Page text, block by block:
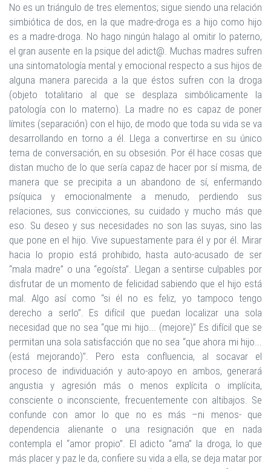
No es un triángulo de tres elementos; sigue siendo una relación
simbiótica de dos, en la que madre-droga es a hijo como hijo
es a madre-droga. No hago ningún halago al omitir lo paterno,
el gran ausente en la psique del adict@. Muchas madres sufren
una sintomatología mental y emocional respecto a sus hijos de
alguna manera parecida a la que éstos sufren con la droga
(objeto totalitario al que se desplaza simbólicamente la
patología con lo materno). La madre no es capaz de poner
límites (separación) con el hijo, de modo que toda su vida se va
desarrollando en torno a él. Llega a convertirse en su único
tema de conversación, en su obsesión. Por él hace cosas que
distan mucho de lo que sería capaz de hacer por sí misma, de
manera que se precipita a un abandono de sí, enfermando
psíquica y emocionalmente a menudo, perdiendo sus
relaciones, sus convicciones, su cuidado y mucho más que
eso. Su deseo y sus necesidades no son las suyas, sino las
que pone en el hijo. Vive supuestamente para él y por él. Mirar
hacia lo propio está prohibido, hasta auto-acusado de ser
“mala madre” o una “egoísta”. Llegan a sentirse culpables por
disfrutar de un momento de felicidad sabiendo que el hijo está
mal. Algo así como “si él no es feliz, yo tampoco tengo
derecho a serlo”. Es difícil que puedan localizar una sola
necesidad que no sea “que mi hijo... (mejore)” Es difícil que se
permitan una sola satisfacción que no sea “que ahora mi hijo...
(está mejorando)”. Pero esta confluencia, al socavar el
proceso de individuación y auto-apoyo en ambos, generará
angustia y agresión más o menos explícita o implícita,
consciente o inconsciente, frecuentemente con altibajos. Se
confunde con amor lo que no es más –ni menos- que
dependencia alienante o una resignación que en nada
contempla el “amor propio”. El adicto “ama” la droga, lo que
más placer y paz le da, confiere su vida a ella, se deja matar por